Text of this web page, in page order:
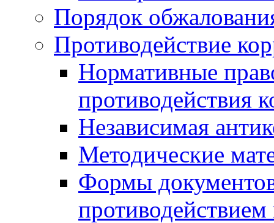
Порядок
Противодействие
Нормативные
противодействия
Независимая
Методические
Формы